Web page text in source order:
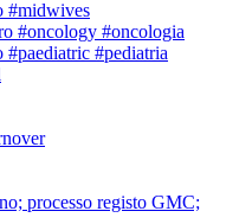
#midwives
#oncology #oncologia
#paediatric #pediatria
processo registo GMC;